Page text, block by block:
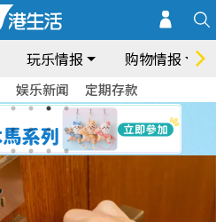
玩乐情报 购物情报
娱乐新闻 定期存款